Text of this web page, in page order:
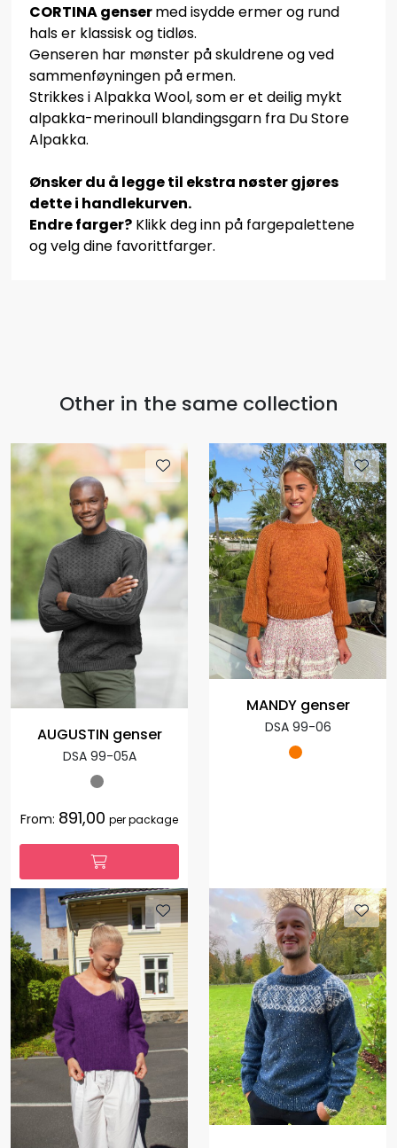
CORTINA gensermed isydde ermer og rund
hals er klassisk og tidløs.
Genseren har mønster på skuldrene og ved
sammenføyningen på ermen.
Strikkes i Alpakka Wool, som er et deilig mykt
alpakka-merinoull blandingsgarn fra Du Store
Alpakka.
Ønsker du å legge til ekstra nøster gjøres
dette i handlekurven.
Endre farger? Klikk deg inn på fargepalettene
og velg dine favorittfarger.
Other in the same collection
AUGUSTIN genser
DSA 99-05A
From: 891,00 per package
MANDY genser
DSA 99-06